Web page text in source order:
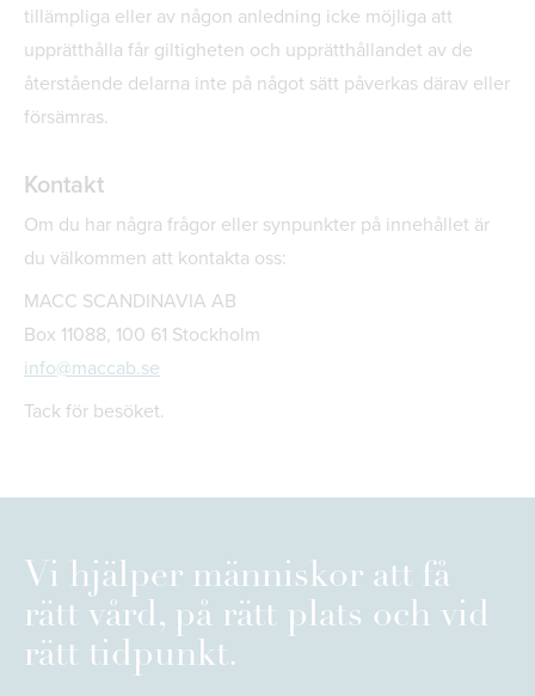
tillämpliga eller av någon anledning icke möjliga att
upprätthålla får giltigheten och upprätthållandet av de
återstående delarna inte på något sätt påverkas därav eller
försämras.
Kontakt
Om du har några frågor eller synpunkter på innehållet är
du välkommen att kontakta oss:
MACC SCANDINAVIA AB
Box 11088, 100 61 Stockholm
info@maccab.se
Tack för besöket.
Vi hjälper människor att få
rätt vård, på rätt plats och vid
rätt tidpunkt.